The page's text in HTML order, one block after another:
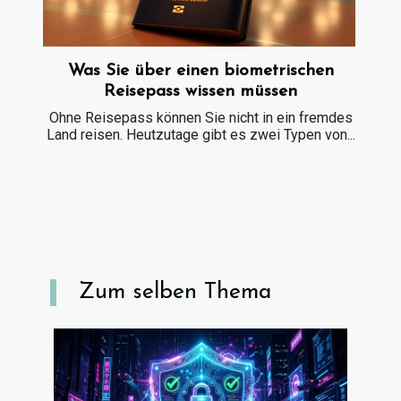
Was Sie über einen biometrischen
Reisepass wissen müssen
Ohne Reisepass können Sie nicht in ein fremdes
Land reisen. Heutzutage gibt es zwei Typen von...
Zum selben Thema